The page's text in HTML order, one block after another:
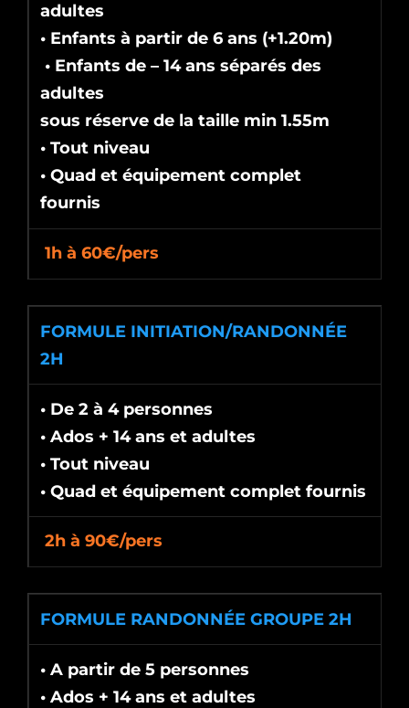
adultes
• Enfants à partir de 6 ans (+1.20m)
• Enfants de – 14 ans séparés des
adultes
sous réserve de la taille min 1.55m
• Tout niveau
• Quad et équipement complet
fournis
1h à 60€/pers
FORMULE INITIATION/RANDONNÉE
2H
• De 2 à 4 personnes
• Ados + 14 ans et adultes
• Tout niveau
• Quad et équipement complet fournis
2h à 90€/pers
FORMULE RANDONNÉE GROUPE 2H
• A partir de 5 personnes
• Ados + 14 ans et adultes